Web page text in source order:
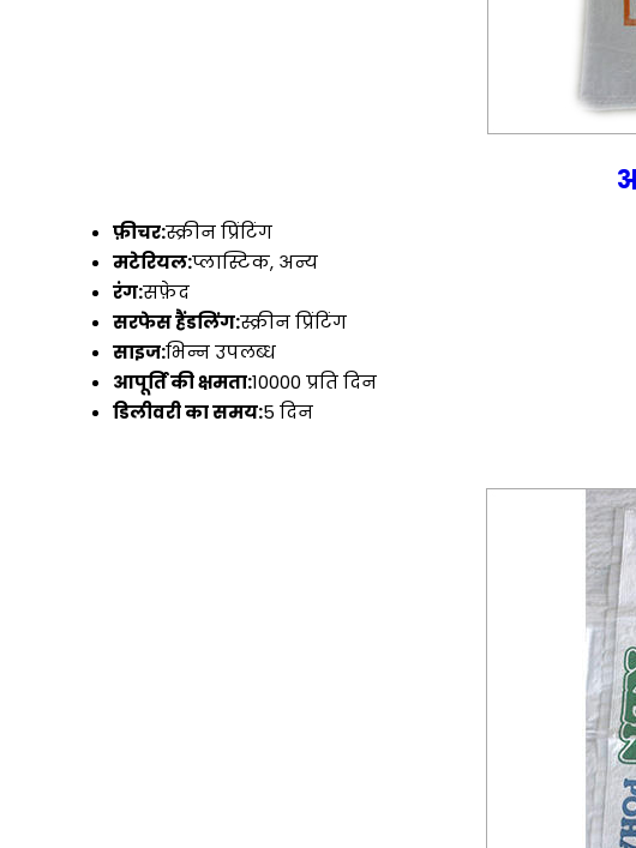
फ़ीचर:स्क्रीन प्रिंटिंग
मटेरियल:प्लास्टिक, अन्य
रंग:सफ़ेद
सरफेस हैंडलिंग:स्क्रीन प्रिंटिंग
साइज:भिन्न उपलब्ध
आपूर्ति की क्षमता:10000 प्रति दिन
डिलीवरी का समय:5 दिन